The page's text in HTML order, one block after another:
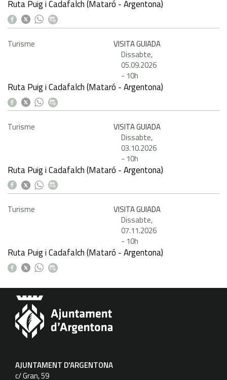
Ruta Puig i Cadafalch (Mataró - Argentona)
Turisme
VISITA GUIADA
Dissabte,
05.09.2026
- 10h
Ruta Puig i Cadafalch (Mataró - Argentona)
Turisme
VISITA GUIADA
Dissabte,
03.10.2026
- 10h
Ruta Puig i Cadafalch (Mataró - Argentona)
Turisme
VISITA GUIADA
Dissabte,
07.11.2026
- 10h
Ruta Puig i Cadafalch (Mataró - Argentona)
AJUNTAMENT D'ARGENTONA
c/ Gran, 59